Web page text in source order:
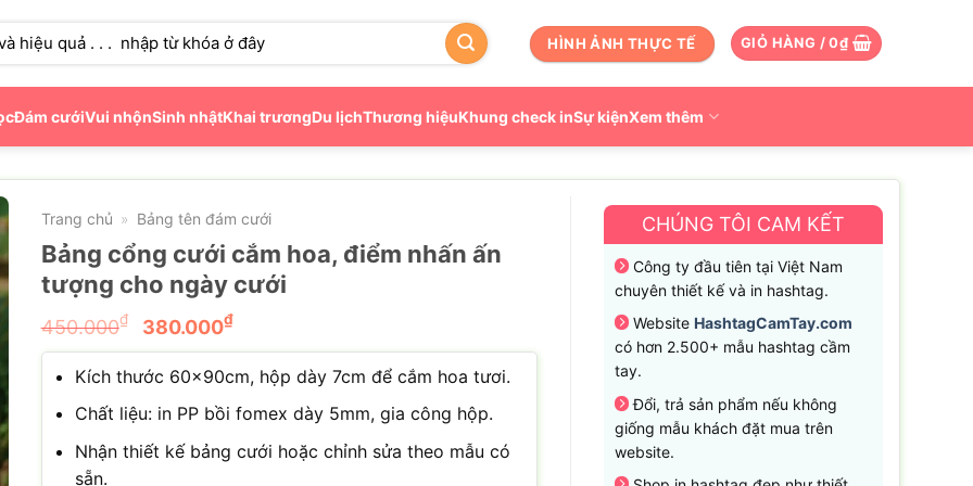
HÌNH ẢNH THỰC TẾ GIỎ HÀNG /0₫
Đám cướiVui nhộnSinh nhậtKhai trươngDu lịchThương hiệuKhung check inSự kiệnXem thêm
Trang chủ » Bảng tên đám cưới
Bảng cổng cưới cắm hoa, điểm nhấn ấn
tượng cho ngày cưới
450.000₫
Giá
gốc
là:
450.000₫.
380.000₫Giá
hiện
tại
là:
380.000₫.
Kích thước 60x90cm, hộp dày 7cm để cắm hoa tươi.
Chất liệu: in PP bồi fomex dày 5mm, gia công hộp.
Nhận thiết kế bảng cưới hoặc chỉnh sửa theo mẫu có
sẵn.
CHÚNG TÔI CAM KẾT
Công ty đầu tiên tại Việt Nam
chuyên thiết kế và in hashtag.
Website HashtagCamTay.com
có hơn 2.500+ mẫu hashtag cầm
tay.
Đổi, trả sản phẩm nếu không
giống mẫu khách đặt mua trên
website.